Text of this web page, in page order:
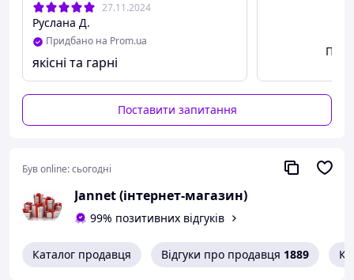
27.11.2024
Руслана Д.
Придбано на Prom.ua
якісні та гарні
Поставити запитання
Був online:сьогодні
Jannet (інтернет-магазин)
99% позитивних відгуків
Каталог продавця Відгуки про продавця 1889